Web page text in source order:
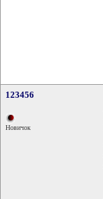
123456
Новичок